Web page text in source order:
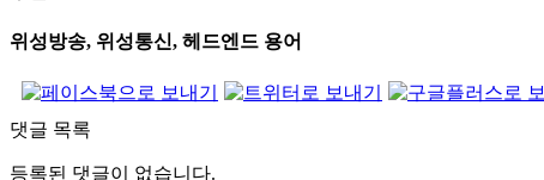
위성방송, 위성통신, 헤드엔드 용어
댓글 목록
등록된 댓글이 없습니다.